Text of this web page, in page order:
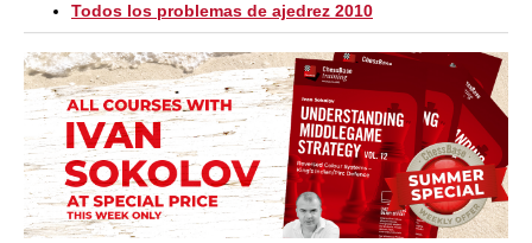
Todos los problemas de ajedrez 2010